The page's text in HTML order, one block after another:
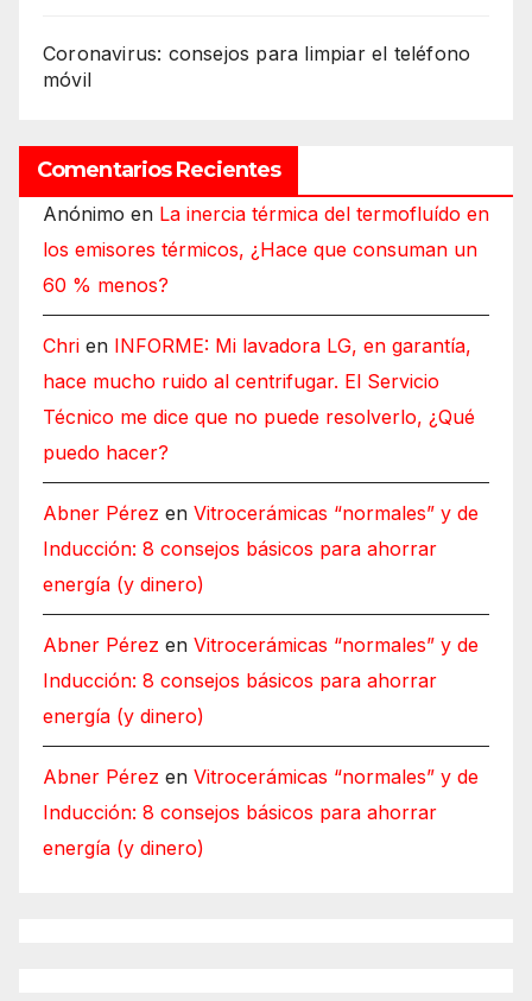
Coronavirus: consejos para limpiar el teléfono
móvil
Comentarios Recientes
Anónimo en La inercia térmica del termofluído en
los emisores térmicos, ¿Hace que consuman un
60 % menos?
Chri en INFORME: Mi lavadora LG, en garantía,
hace mucho ruido al centrifugar. El Servicio
Técnico me dice que no puede resolverlo, ¿Qué
puedo hacer?
Abner Pérez en Vitrocerámicas “normales” y de
Inducción: 8 consejos básicos para ahorrar
energía (y dinero)
Abner Pérez en Vitrocerámicas “normales” y de
Inducción: 8 consejos básicos para ahorrar
energía (y dinero)
Abner Pérez en Vitrocerámicas “normales” y de
Inducción: 8 consejos básicos para ahorrar
energía (y dinero)